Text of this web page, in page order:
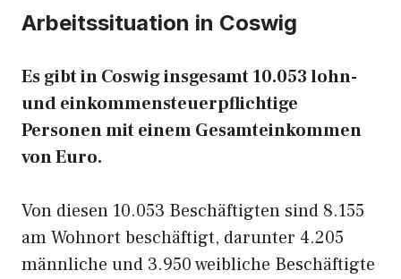
Arbeitssituation in Coswig
Es gibt in Coswig insgesamt 10.053 lohn-
und einkommensteuerpflichtige
Personen mit einem Gesamteinkommen
von Euro.
Von diesen 10.053 Beschäftigten sind 8.155
am Wohnort beschäftigt, darunter 4.205
männliche und 3.950 weibliche Beschäftigte